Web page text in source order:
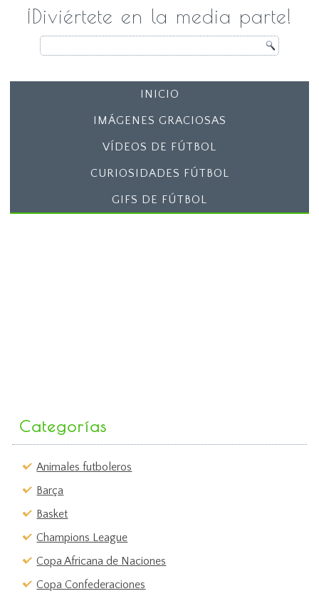
¡Diviértete en la media parte!
INICIO
IMÁGENES GRACIOSAS
VÍDEOS DE FÚTBOL
CURIOSIDADES FÚTBOL
GIFS DE FÚTBOL
Categorías
Animales futboleros
Barça
Basket
Champions League
Copa Africana de Naciones
Copa Confederaciones